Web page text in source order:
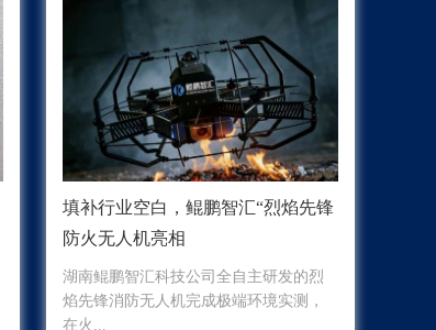
填补行业空白，鲲鹏智汇“烈焰先锋
防火无人机亮相
湖南鲲鹏智汇科技公司全自主研发的烈
焰先锋消防无人机完成极端环境实测，
在火...